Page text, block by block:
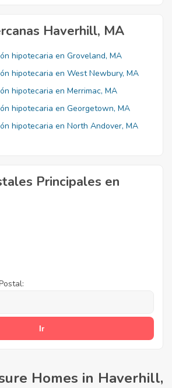
Haverhill, MA
hipotecaria en Groveland, MA
hipotecaria en West Newbury, MA
hipotecaria en Merrimac, MA
hipotecaria en Georgetown, MA
hipotecaria en North Andover, MA
Principales en
Homes in Haverhill,